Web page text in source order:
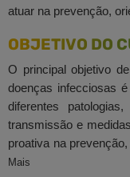
atuar na prevenção,
OBJETIVO DO
O principal objetivo
doenças infecciosas
diferentes
transmissão e
proativa na
Mais